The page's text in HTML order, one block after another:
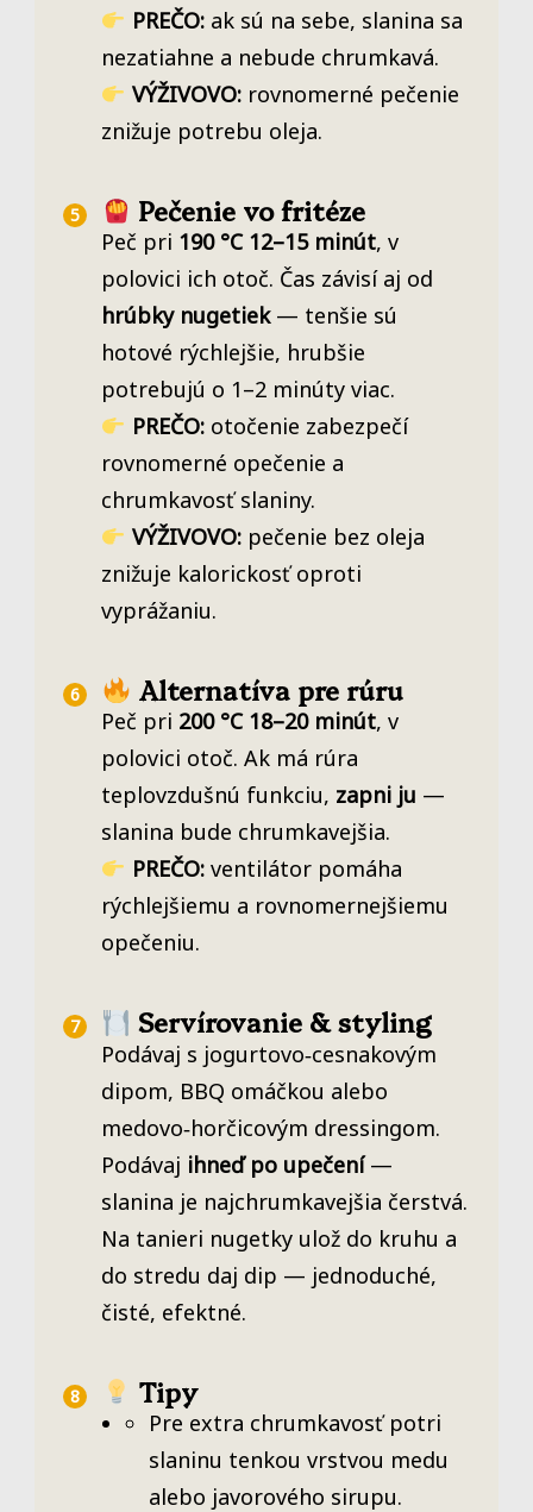
PREČO:ak sú na sebe, slanina sa
nezatiahne a nebude chrumkavá.
VÝŽIVOVO:rovnomerné pečenie
znižuje potrebu oleja.
Pečenie vo fritéze
Peč pri 190 °C 12–15 minút, v
polovici ich otoč. Čas závisí aj od
hrúbky nugetiek— tenšie sú
hotové rýchlejšie, hrubšie
potrebujú o 1–2 minúty viac.
PREČO:otočenie zabezpečí
rovnomerné opečenie a
chrumkavosť slaniny.
VÝŽIVOVO:pečenie bez oleja
znižuje kalorickosť oproti
vyprážaniu.
Alternatíva pre rúru
Peč pri 200 °C 18–20 minút, v
polovici otoč. Ak má rúra
teplovzdušnú funkciu, zapni ju —
slanina bude chrumkavejšia.
PREČO:ventilátor pomáha
rýchlejšiemu a rovnomernejšiemu
opečeniu.
Servírovanie & styling
Podávaj s jogurtovo‑cesnakovým
dipom, BBQ omáčkou alebo
medovo‑horčicovým dressingom.
Podávaj ihneď po upečení—
slanina je najchrumkavejšia čerstvá.
Na tanieri nugetky ulož do kruhu a
do stredu daj dip — jednoduché,
čisté, efektné.
Tipy
Pre extra chrumkavosť potri
slaninu tenkou vrstvou medu
alebo javorového sirupu.